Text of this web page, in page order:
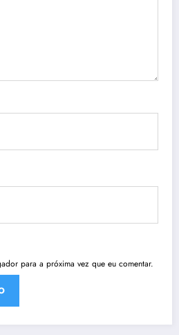
para a próxima vez que eu comentar.